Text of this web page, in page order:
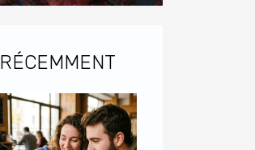
RÉCEMMENT